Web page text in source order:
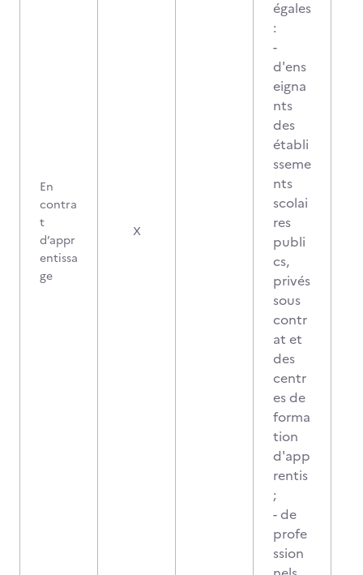
En
contra
t
d’appr
entissa
ge
X
égales
:
-
d'ens
eigna
nts
des
établi
sseme
nts
scolai
res
publi
cs,
privés
sous
contr
at et
des
centr
es de
forma
tion
d'app
rentis
;
- de
profe
ssion